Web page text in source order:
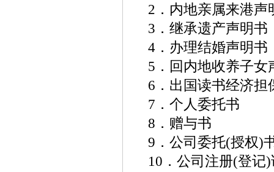
2．内地亲属来港声
3．继承遗产声明书
4．办理结婚声明书
5．回内地收养子女
6．出国读书经济担
7．个人委托书
8．赠与书
9．公司委托(授权)
10．公司注册(登记